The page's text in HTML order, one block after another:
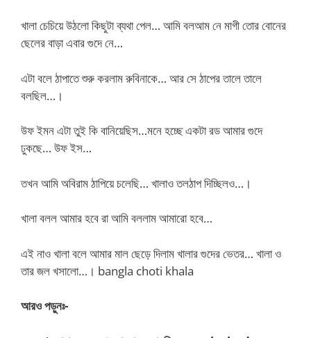
খালা চেচিয়ে উঠলো কিছুটা ব্যথা পেল… আমি বলআম নে মাগী তোর বোনের
ছেলের বাড়া এবার গুদে নে…
এটা বলে ঠাপাতে শুরু করলাম রুবিনাকে… আর সে ঠাপের তালে তালে
বলছিল…।
উফ ইমন এটা তুই কি বানিয়েছিস…মনে হচ্ছে একটা রড আমার গুদে
ঢুকছে… উফ ইস…
তখন আমি অবিরাম ঠাপিয়ে চলেছি… খালাও তলঠাপ দিচ্ছিলও…।
খালা বলল আমার হবে রা আমি বললাম আমারো হবে…
এই নাও খালা বলে আমার মাল ছেড়ে দিলাম খালার গুদের ভেতর… খালা ও
তার জল খসালো…। bangla choti khala
আরও পড়ুনঃ-